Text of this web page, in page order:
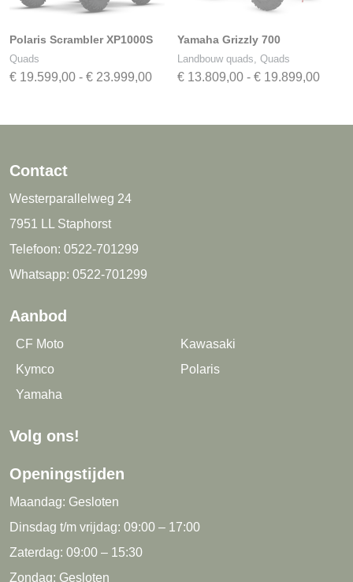
Polaris Scrambler XP1000S
Quads
€ 19.599,00 - € 23.999,00Prijsklasse:
Yamaha Grizzly 700
Landbouw quads, Quads
€13.809,00 - €19.899,00
Contact
Westerparallelweg 24
7951 LL Staphorst
Telefoon: 0522-701299
Whatsapp: 0522-701299
Aanbod
CF Moto
Kawasaki
Kymco
Polaris
Yamaha
Volg ons!
Openingstijden
Maandag: Gesloten
Dinsdag t/m vrijdag: 09:00 – 17:00
Zaterdag: 09:00 – 15:30
Zondag: Gesloten